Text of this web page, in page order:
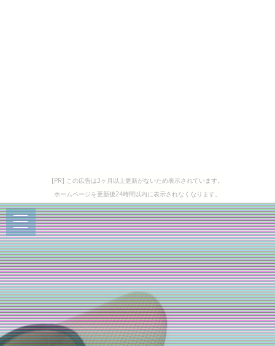
[PR] この広告は3ヶ月以上更新がないため表示されています。
ホームページを更新後24時間以内に表示されなくなります。